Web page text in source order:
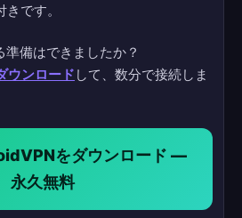
です。
備はできましたか？
ウンロード して、数分で接続しま
をダウンロード —
永久無料